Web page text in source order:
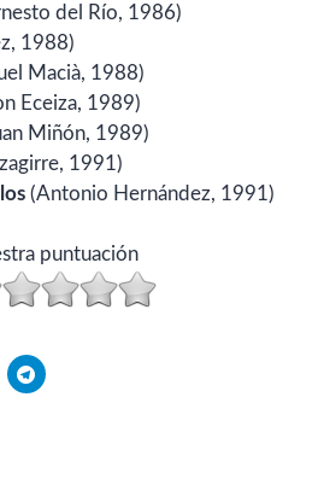
del Río, 1986)
1988)
Macià, 1988)
Eceiza, 1989)
Miñón, 1989)
1991)
(Antonio Hernández, 1991)
puntuación